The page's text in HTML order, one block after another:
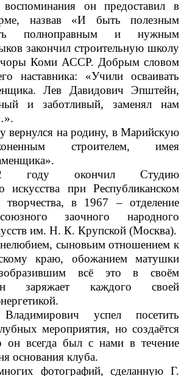
он предоставил в
назвав «И быть полезным
полноправным и нужным
закончил строительную школу
Коми АССР. Добрым словом
наставника: «Учили осваивать
Лев Давидович Эпштейн,
и заботливый, заменял нам
вернулся на родину, в Марийскую
строителем, имея
окончил Студию
искусства при Республиканском
творчества, в 1967 – отделение
заочного народного
им. Н. К. Крупской (Москва).
сыновьим отношением к
краю, обожанием матушки
всё это в своём
заряжает каждого своей
успел посетить
мероприятия, но создаётся
он всегда был с нами в течение
основания клуба.
фотографий, сделанную Г.